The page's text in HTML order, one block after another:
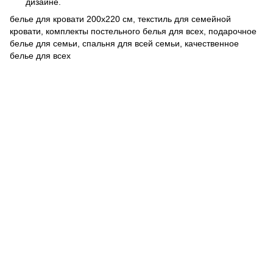
белье для кровати 200x220 см, текстиль для семейной
кровати, комплекты постельного белья для всех, подарочное
белье для семьи, спальня для всей семьи, качественное
белье для всех